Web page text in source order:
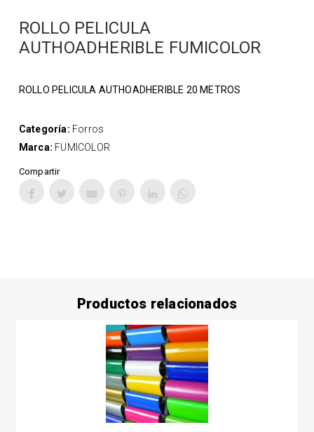
ROLLO PELICULA
AUTHOADHERIBLE FUMICOLOR
ROLLO PELICULA AUTHOADHERIBLE 20 METROS
Categoría: Forros
Marca: FUMICOLOR
Compartir
Productos relacionados